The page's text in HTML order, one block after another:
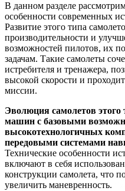
В данном разделе
особенности современных
Развитие этого типа
производительности и
возможностей пилотов, их
задачам. Такие самолеты
истребителя и тренажера,
высокой скорости и
миссии.
Эволюция самолетов
машин с базовыми
высокотехнологичных
передовыми системами
Технические особенности
включают в себя
конструкции самолета, что
увеличить маневренность.